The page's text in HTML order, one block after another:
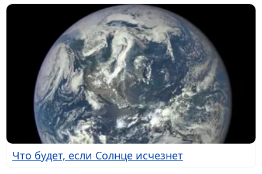
Что будет, если Солнце исчезнет